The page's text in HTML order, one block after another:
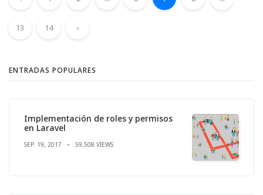
13 14 ›
ENTRADAS POPULARES
Implementación de roles y permisos
en Laravel
SEP. 19, 2017 59,508 VIEWS